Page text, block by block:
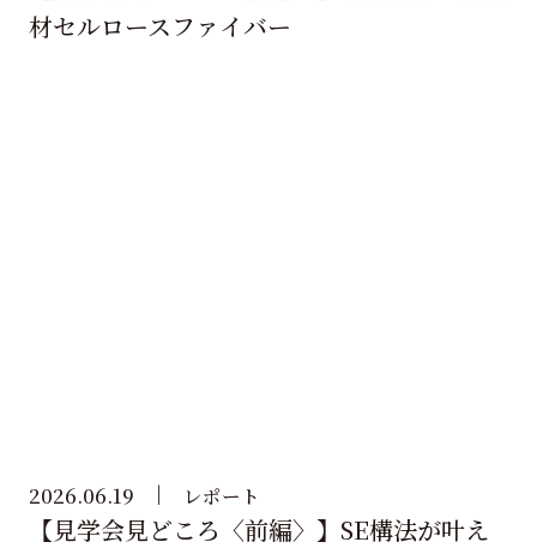
材セルロースファイバー
2026.06.19 レポート
【見学会見どころ〈前編〉】SE構法が叶え